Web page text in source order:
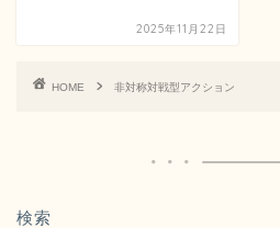
2025年11月22日
HOME 非対称対戦型アクション
検索